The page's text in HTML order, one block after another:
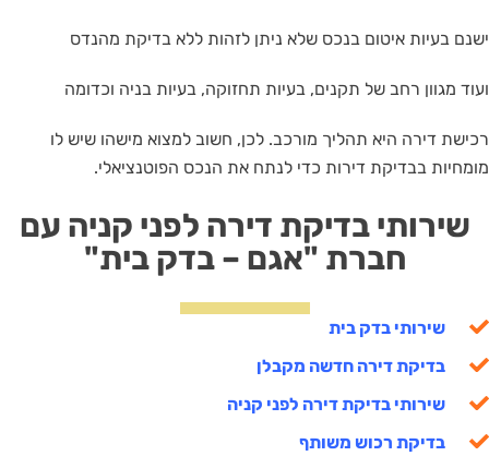
ישנם בעיות איטום בנכס שלא ניתן לזהות ללא בדיקת מהנדס
ועוד מגוון רחב של תקנים, בעיות תחזוקה, בעיות בניה וכדומה
רכישת דירה היא תהליך מורכב. לכן, חשוב למצוא מישהו שיש לו
מומחיות בבדיקת דירות כדי לנתח את הנכס הפוטנציאלי.
שירותי בדיקת דירה לפני קניה עם
חברת "אגם – בדק בית"
שירותי בדק בית
בדיקת דירה חדשה מקבלן
שירותי בדיקת דירה לפני קניה
בדיקת רכוש משותף